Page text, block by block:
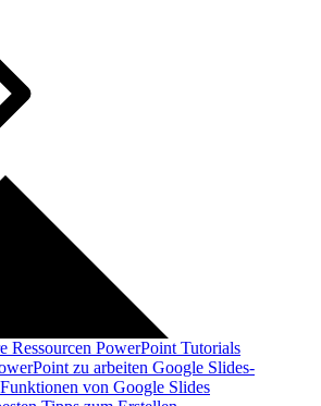
Ressourcen PowerPoint Tutorials
zu arbeiten Google Slides-
von Google Slides